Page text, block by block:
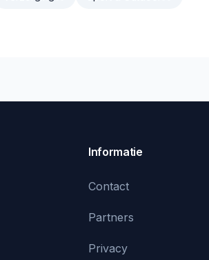
Informatie
Contact
Partners
Privacy